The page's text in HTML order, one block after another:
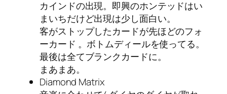
カインドの出現。即興のホンテッドはい
まいちだけど出現は少し面白い。
客がストップしたカードが先ほどのフォ
ーカード 。ボトムディールを使ってる。
最後は全てブランクカードに。
まあまあ。
Diamond Matrix